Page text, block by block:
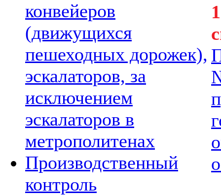
конвейеров
(движущихся
пешеходных дорожек),
эскалаторов, за
исключением
эскалаторов в
метрополитенах
Производственный
контроль